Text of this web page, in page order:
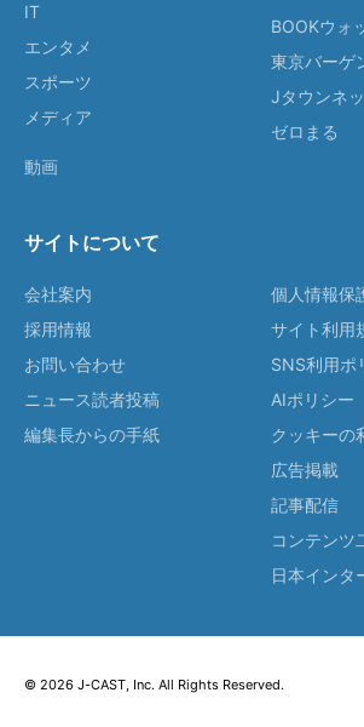
IT
エンタメ
スポーツ
メディア
動画
BOOKウォ
東京バーゲ
Jタウンネ
ゼロまる
サイトについて
会社案内
採用情報
お問い合わせ
ニュース読者投稿
編集長からの手紙
個人情報保
サイト利用
SNS利用ポ
AIポリシー
クッキーの
広告掲載
記事配信
コンテンツ
日本インタ
© 2026 J-CAST, Inc. All Rights Reserved.